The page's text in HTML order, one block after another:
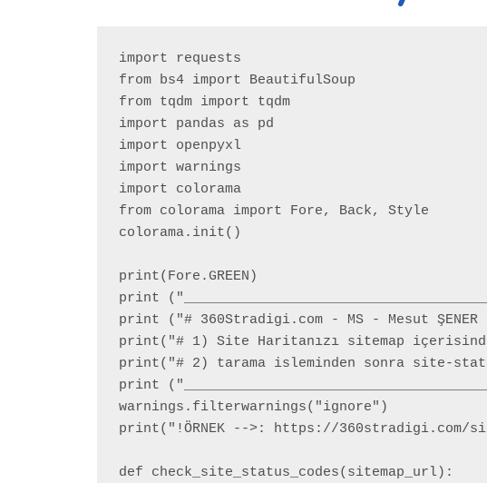
import requests
from bs4 import BeautifulSoup
from tqdm import tqdm
import pandas as pd
import openpyxl
import warnings
import colorama
from colorama import Fore, Back, Style
colorama.init()
print(Fore.GREEN)
print
print ("# 360Stradigi.com - MS - Mesut ŞENER
print("# 1) Site Haritanızı sitemap
print("# 2) tarama isleminden sonra site-
print
warnings.filterwarnings("ignore")
print("!ÖRNEK -->: https://360stradigi.com/
def check_site_status_codes(sitemap_url):